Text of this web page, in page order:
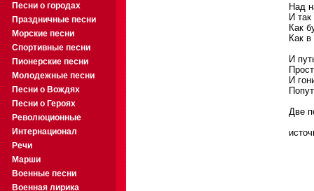
Песни о городах
Праздничные песни
Морские песни
Спортивные песни
Пионерские песни
Молодежные песни
Песни о Вождях
Песни о Героях
Революционные
Интернационал
Речи
Марши
Военные песни
Военная лирика
Над
И так
Как
Как
И
И
Две